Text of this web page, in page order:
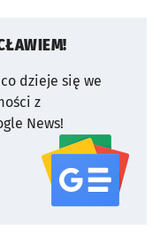
dzieje się we
z
News!
serwisu